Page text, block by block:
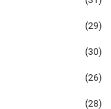
(29)
(30)
(26)
(28)